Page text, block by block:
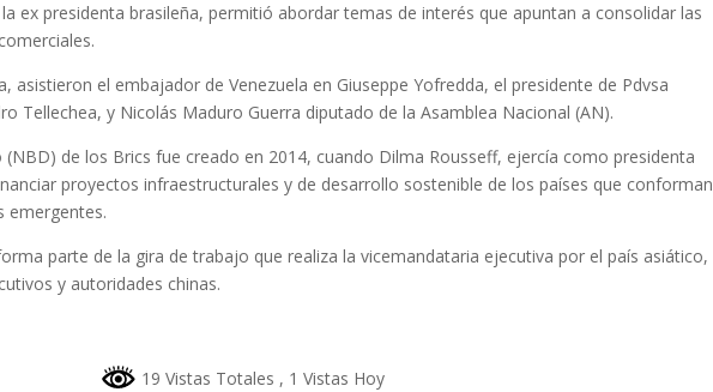
ex presidenta brasileña, permitió abordar temas de interés que apuntan a consolidar las
asistieron el embajador de Venezuela en Giuseppe Yofredda, el presidente de Pdvsa
Tellechea, y Nicolás Maduro Guerra diputado de la Asamblea Nacional (AN).
de los Brics fue creado en 2014, cuando Dilma Rousseff, ejercía como presidenta
proyectos infraestructurales y de desarrollo sostenible de los países que conforman
emergentes.
parte de la gira de trabajo que realiza la vicemandataria ejecutiva por el país asiático,
y autoridades chinas.
19 Vistas Totales , 1 Vistas Hoy